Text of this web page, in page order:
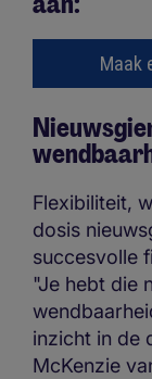
Maak
Flexibiliteit,
dosis
succesvolle
"Je hebt die
inzicht in de
McKenzie